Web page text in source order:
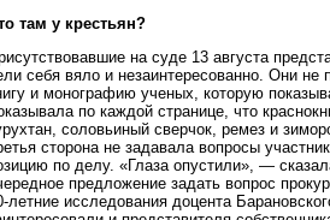
там у крестьян?
на суде 13 августа
себя вяло и незаинтересованно. Они
и монографию ученых, которую
по каждой странице, что
соловьиный сверчок, ремез и
сторона не задавала вопросы
по делу. «Глаза опустили», —
предложение задать вопрос
летние исследования доцента